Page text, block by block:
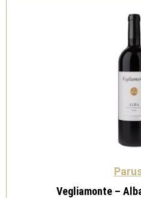
Vegliamonte –